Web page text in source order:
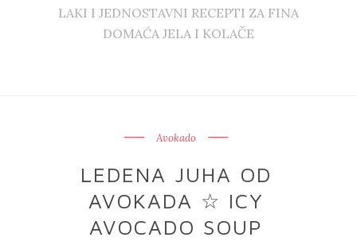
LAKI I JEDNOSTAVNI RECEPTI ZA FINA
DOMAĆA JELA I KOLAČE
Avokado
LEDENA JUHA OD
AVOKADA ☆ ICY
AVOCADO SOUP